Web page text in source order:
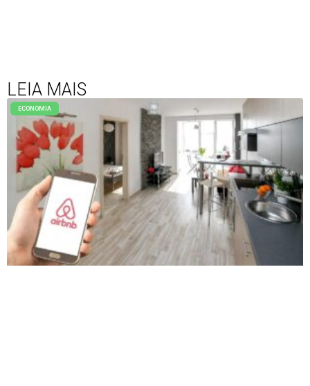
LEIA MAIS
ECONOMIA